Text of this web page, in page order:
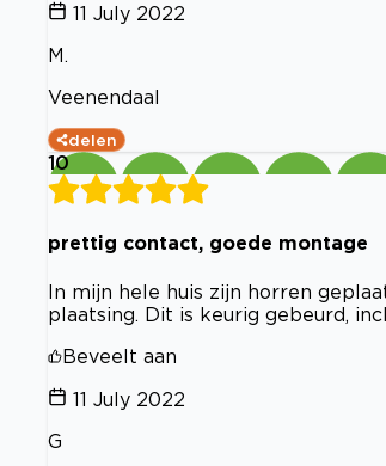
11 July 2022
M.
Veenendaal
delen
10
prettig contact, goede montage
In mijn hele huis zijn horren
plaatsing. Dit is keurig gebeurd,
Beveelt aan
11 July 2022
G